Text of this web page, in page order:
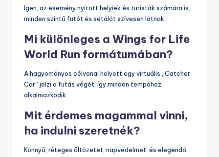
Igen, az esemény nyitott helyiek és turisták számára is,
minden szintű futót és sétálót szívesen látnak.
Mi különleges a Wings for Life
World Run formátumában?
A hagyományos célvonal helyett egy virtuális „Catcher
Car” jelzi a futás végét, így minden tempóhoz
alkalmazkodik.
Mit érdemes magammal vinni,
ha indulni szeretnék?
Könnyű, réteges öltözetet, napvédelmet, és elegendő